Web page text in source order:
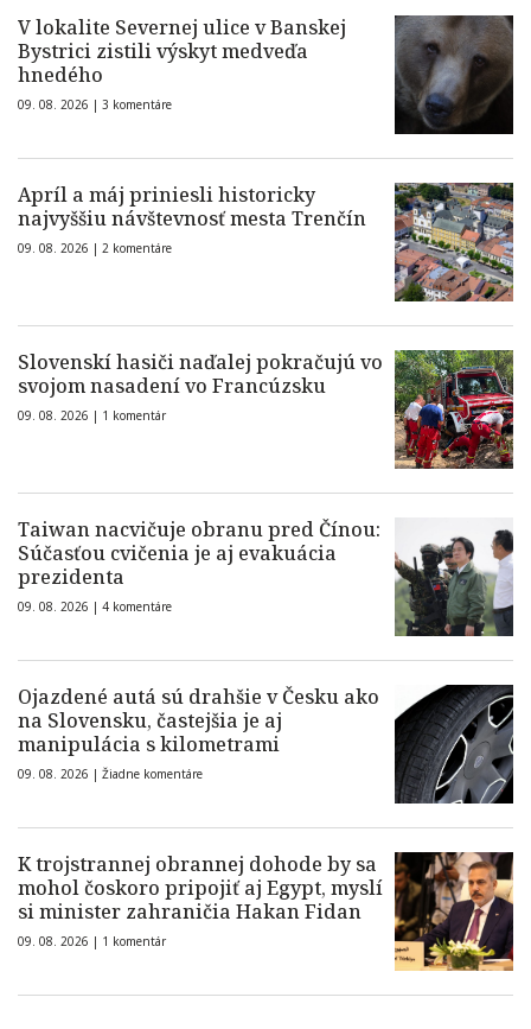
V lokalite Severnej ulice v Banskej
Bystrici zistili výskyt medveďa
hnedého
09. 08. 2026 | 3 komentáre
Apríl a máj priniesli historicky
najvyššiu návštevnosť mesta Trenčín
09. 08. 2026 | 2 komentáre
Slovenskí hasiči naďalej pokračujú vo
svojom nasadení vo Francúzsku
09. 08. 2026 | 1 komentár
Taiwan nacvičuje obranu pred Čínou:
Súčasťou cvičenia je aj evakuácia
prezidenta
09. 08. 2026 | 4 komentáre
Ojazdené autá sú drahšie v Česku ako
na Slovensku, častejšia je aj
manipulácia s kilometrami
09. 08. 2026 | Žiadne komentáre
K trojstrannej obrannej dohode by sa
mohol čoskoro pripojiť aj Egypt, myslí
si minister zahraničia Hakan Fidan
09. 08. 2026 | 1 komentár